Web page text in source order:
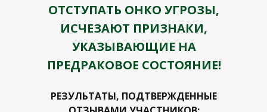
РЕЗУЛЬТАТЫ, ПОДТВЕРЖДЕННЫЕ
ОТСТУПАТЬ ОНКО УГРОЗЫ,
ИСЧЕЗАЮТ ПРИЗНАКИ,
УКАЗЫВАЮЩИЕ НА
ПРЕДРАКОВОЕ СОСТОЯНИЕ!